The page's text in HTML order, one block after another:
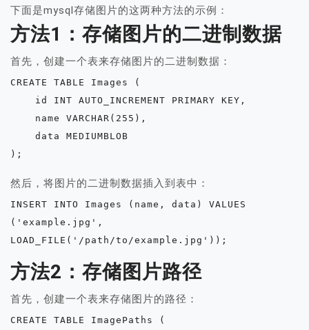
下面是mysql存储图片的这两种方法的示例：
方法1：存储图片的二进制数据
首先，创建一个表来存储图片的二进制数据：
CREATE TABLE Images (
);
然后，将图片的二进制数据插入到表中：
INSERT INTO Images (name, data) VALUES
('example.jpg',
LOAD_FILE('/path/to/example.jpg'));
方法2：存储图片路径
首先，创建一个表来存储图片的路径：
CREATE TABLE ImagePaths (